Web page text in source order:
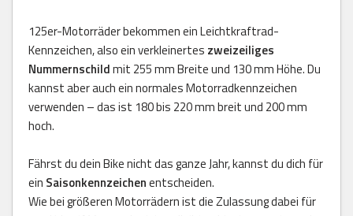
125er-Motorräder bekommen ein Leichtkraftrad-
Kennzeichen, also ein verkleinertes zweizeiliges
Nummernschildmit 255 mm Breite und 130 mm Höhe. Du
kannst aber auch ein normales Motorradkennzeichen
verwenden – das ist 180 bis 220 mm breit und 200 mm
hoch.
Fährst du dein Bike nicht das ganze Jahr, kannst du dich für
ein Saisonkennzeichenentscheiden.
Wie bei größeren Motorrädern ist die Zulassung dabei für